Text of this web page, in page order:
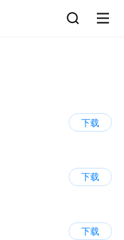
下载
下载
下载